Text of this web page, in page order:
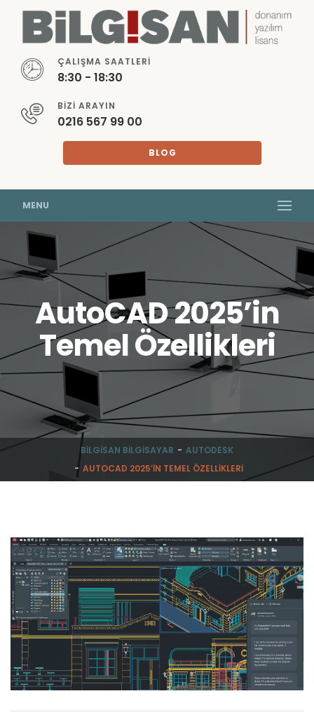
ÇALIŞMA SAATLERI
8:30 - 18:30
BIZI ARAYIN
0216 567 99 00
BLOG
MENU
AutoCAD 2025’in
Temel Özellikleri
BILGISAN BILGISAYAR
AUTODESK
AUTOCAD 2025’IN TEMEL ÖZELLIKLERI